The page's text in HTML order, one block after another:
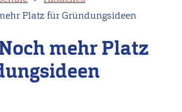
available
English.
Platz für Gründungsideen
mehr Platz